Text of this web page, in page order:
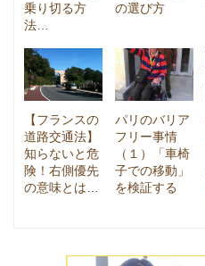
乗り切る方
法…
の選び方
【フランスの
道路交通法】
知らないと危
険！右側優先
の意味とは…
パリのバリア
フリー事情
（１）「車椅
子での移動」
を検証する